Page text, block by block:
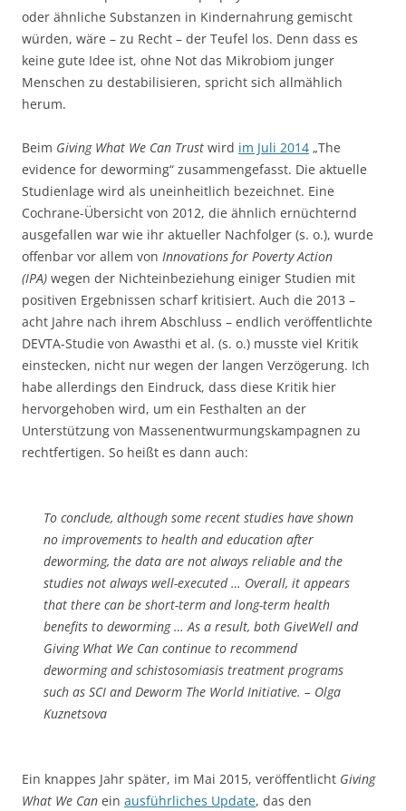
oder ähnliche Substanzen in Kindernahrung gemischt
würden, wäre – zu Recht – der Teufel los. Denn dass es
keine gute Idee ist, ohne Not das Mikrobiom junger
Menschen zu destabilisieren, spricht sich allmählich
herum.
Beim Giving What We Can Trust wird im Juli 2014 „The
evidence for deworming“ zusammengefasst. Die aktuelle
Studienlage wird als uneinheitlich bezeichnet. Eine
Cochrane-Übersicht von 2012, die ähnlich ernüchternd
ausgefallen war wie ihr aktueller Nachfolger (s. o.), wurde
offenbar vor allem von Innovations for Poverty Action
(IPA) wegen der Nichteinbeziehung einiger Studien mit
positiven Ergebnissen scharf kritisiert. Auch die 2013 –
acht Jahre nach ihrem Abschluss – endlich veröffentlichte
DEVTA-Studie von Awasthi et al. (s. o.) musste viel Kritik
einstecken, nicht nur wegen der langen Verzögerung. Ich
habe allerdings den Eindruck, dass diese Kritik hier
hervorgehoben wird, um ein Festhalten an der
Unterstützung von Massenentwurmungskampagnen zu
rechtfertigen. So heißt es dann auch:
To conclude, although some recent studies have shown
no improvements to health and education after
deworming, the data are not always reliable and the
studies not always well-executed … Overall, it appears
that there can be short-term and long-term health
benefits to deworming … As a result, both GiveWell and
Giving What We Can continue to recommend
deworming and schistosomiasis treatment programs
such as SCI and Deworm The World Initiative. – Olga
Kuznetsova
Ein knappes Jahr später, im Mai 2015, veröffentlicht Giving
What We Can ein ausführliches Update, das den